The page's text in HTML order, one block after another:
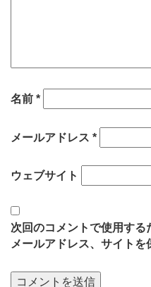
名前 *
メールアドレス *
ウェブサイト
次回のコメントで使用する
メールアドレス、サイトを